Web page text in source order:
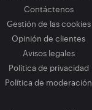
Contáctenos
Gestión de las cookies
Opinión de clientes
Avisos legales
Política de privacidad
Política de moderación